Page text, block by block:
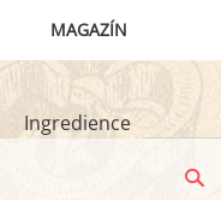
MAGAZÍN
Ingredience